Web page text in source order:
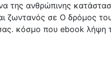
της ανθρώπινης
ζωντανός σε Ο δρόμος
σας. κόσμο που ebook